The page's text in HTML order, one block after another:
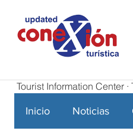
Tourist Information Center
Inicio Noticias